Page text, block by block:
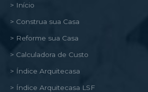
> Início
> Construa sua Casa
> Reforme sua Casa
> Calculadora de Custo
> Índice Arquitecasa
> Índice Arquitecasa LSF